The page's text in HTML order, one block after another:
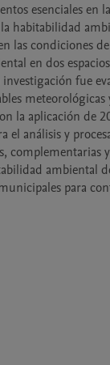
esenciales
habitabilidad
las condiciones
en dos
fue
la aplicación de
el análisis y
ambiental
para